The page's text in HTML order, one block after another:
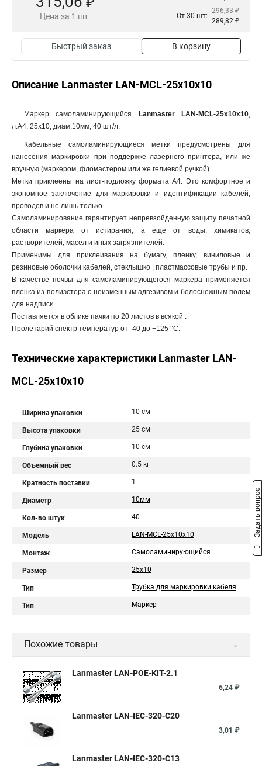
Цена за 1 шт. От 30 шт:
296,33 ₽
289,82 ₽
Быстрый заказ В корзину
Описание Lanmaster LAN-MCL-25x10x10
Маркер самоламинирующийся Lanmaster LAN-MCL-25x10x10,
л.А4, 25х10, диам.10мм, 40 шт/л.
Кабельные самоламинирующиеся метки предусмотрены для
нанесения маркировки при поддержке лазерного принтера, или же
вручную (маркером, фломастером или же гелиевой ручкой).
Метки приклеены на лист-подложку формата А4. Это комфортное и
экономное заключение для маркировки и идентификации кабелей,
проводов и не лишь только .
Самоламинирование гарантирует непревзойденную защиту печатной
области маркера от истирания, а еще от воды, химикатов,
растворителей, масел и иных загрязнителей.
Применимы для приклеивания на бумагу, пленку, виниловые и
резиновые оболочки кабелей, стеклышко , пластмассовые трубы и пр.
В качестве почвы для самоламинирующегося маркера применяется
пленка из полиэстера с неизменным адгезивом и белоснежным полем
для надписи.
Поставляется в облике пачки по 20 листов в всякой .
Пролетарий спектр температур от -40 до +125 °С.
Технические характеристики Lanmaster LAN-
MCL-25x10x10
Ширина упаковки 10 см
Высота упаковки 25 см
Глубина упаковки 10 см
Объемный вес 0.5 кг
Кратность поставки 1
Диаметр 10мм
Кол-во штук 40
Модель LAN-MCL-25x10x10
Монтаж Самоламинирующийся
Размер 25х10
Тип Трубка для маркировки кабеля
Тип Маркер
Похожие товары
Lanmaster LAN-POE-KIT-2.1
6,24 ₽
Lanmaster LAN-IEC-320-C20
3,01 ₽
Lanmaster LAN-IEC-320-C13
Задать вопрос